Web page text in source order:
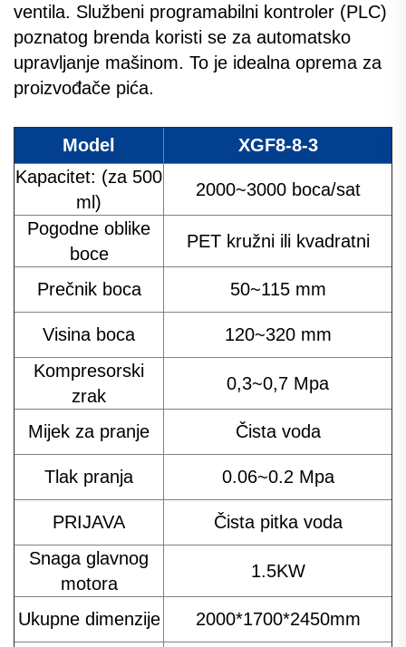
ventila. Službeni programabilni kontroler (PLC)
poznatog brenda koristi se za automatsko
upravljanje mašinom. To je idealna oprema za
proizvođače pića.
Model
XGF8-8-3
Kapacitet: (za 500
ml)
2000~3000 boca/sat
Pogodne oblike
boce
PET kružni ili kvadratni
Prečnik boca 50~115 mm
Visina boca
120~320 mm
Kompresorski
zrak
0,3~0,7 Mpa
Mijek za pranje Čista voda
Tlak pranja 0.06~0.2 Mpa
PRIJAVA
Čista pitka voda
Snaga glavnog
motora
1.5KW
Ukupne dimenzije 2000*1700*2450mm